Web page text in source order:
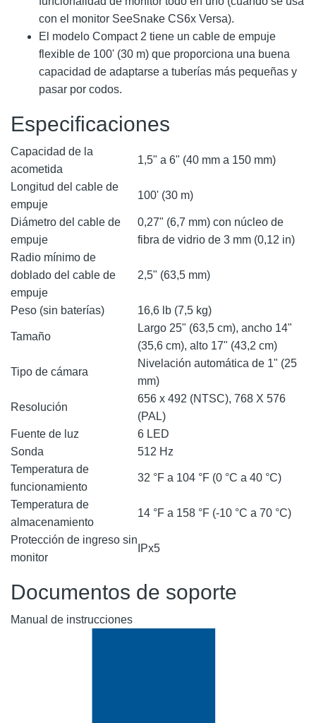
con el monitor SeeSnake CS6x Versa).
El modelo Compact 2 tiene un cable de empuje
flexible de 100' (30 m) que proporciona una buena
capacidad de adaptarse a tuberías más pequeñas y
pasar por codos.
Especificaciones
Capacidad de la
acometida
1,5" a 6" (40 mm a 150 mm)
Longitud del cable de
empuje
100' (30 m)
Diámetro del cable de
empuje
0,27" (6,7 mm) con núcleo de
fibra de vidrio de 3 mm (0,12 in)
Radio mínimo de
doblado del cable de
empuje
2,5" (63,5 mm)
Peso (sin baterías) 16,6 lb (7,5 kg)
Tamaño
Largo 25" (63,5 cm), ancho 14"
(35,6 cm), alto 17" (43,2 cm)
Tipo de cámara
Nivelación automática de 1" (25
mm)
Resolución
656 x 492 (NTSC), 768 X 576
(PAL)
Fuente de luz
6 LED
Sonda
512 Hz
Temperatura de
funcionamiento
32 °F a 104 °F (0 °C a 40 °C)
Temperatura de
almacenamiento
14 °F a 158 °F (-10 °C a 70 °C)
Protección de ingreso sin
monitor
IPx5
Documentos de soporte
Manual de instrucciones